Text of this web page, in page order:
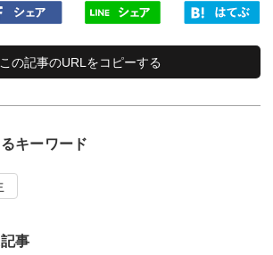
の記事のURLをコピーする
キーワード
事